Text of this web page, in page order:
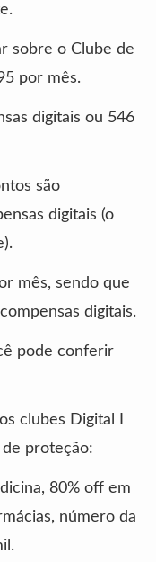
sobre o Clube de
por mês.
digitais ou 546
são
digitais (o
mês, sendo que
digitais.
pode conferir
clubes Digital I
proteção:
80% off em
número da